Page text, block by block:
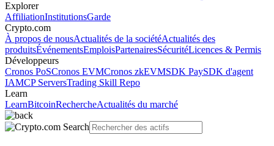
Explorer
AffiliationInstitutionsGarde
Crypto.com
À propos de nousActualités de la sociétéActualités des
produitsÉvénementsEmploisPartenairesSécuritéLicences & Permis
Développeurs
Cronos PoSCronos EVMCronos zkEVMSDK PaySDK d'agent
IAMCP ServersTrading Skill Repo
Learn
LearnBitcoinRechercheActualités du marché